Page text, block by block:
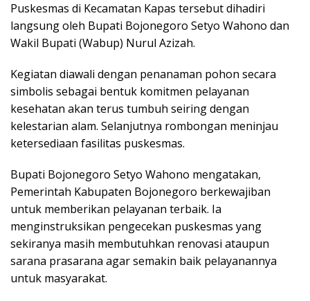
Puskesmas di Kecamatan Kapas tersebut dihadiri
langsung oleh Bupati Bojonegoro Setyo Wahono dan
Wakil Bupati (Wabup) Nurul Azizah.
Kegiatan diawali dengan penanaman pohon secara
simbolis sebagai bentuk komitmen pelayanan
kesehatan akan terus tumbuh seiring dengan
kelestarian alam. Selanjutnya rombongan meninjau
ketersediaan fasilitas puskesmas.
Bupati Bojonegoro Setyo Wahono mengatakan,
Pemerintah Kabupaten Bojonegoro berkewajiban
untuk memberikan pelayanan terbaik. Ia
menginstruksikan pengecekan puskesmas yang
sekiranya masih membutuhkan renovasi ataupun
sarana prasarana agar semakin baik pelayanannya
untuk masyarakat.